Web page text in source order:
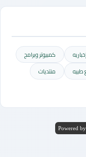
كمبيوتر وبرامج
طبيه
منتديات
Powered